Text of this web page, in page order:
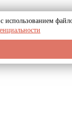
использованием